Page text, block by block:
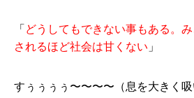
「 どうしてもできない事もある。
されるほど社会は甘くない 」
すぅぅぅぅ〜〜〜〜（息を大きく吸